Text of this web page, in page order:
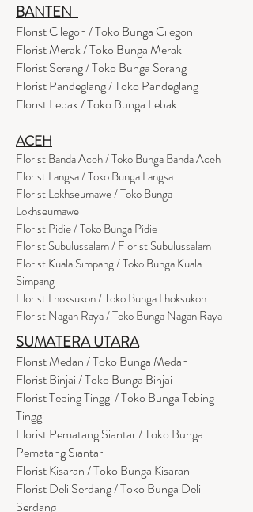
BANTEN
Florist Cilegon / Toko Bunga Cilegon
Florist Merak / Toko Bunga Merak
Florist Serang / Toko Bunga Serang
Florist Pandeglang / Toko Pandeglang
Florist Lebak / Toko Bunga Lebak
ACEH
Florist Banda Aceh / Toko Bunga Banda Aceh
Florist Langsa / Toko Bunga Langsa
Florist Lokhseumawe / Toko Bunga
Lokhseumawe
Florist Pidie / Toko Bunga Pidie
Florist Subulussalam / Florist Subulussalam
Florist Kuala Simpang / Toko Bunga Kuala
Simpang
Florist Lhoksukon / Toko Bunga Lhoksukon
Florist Nagan Raya / Toko Bunga Nagan Raya
SUMATERA UTARA
Florist Medan / Toko Bunga Medan
Florist Binjai / Toko Bunga Binjai
Florist Tebing Tinggi / Toko Bunga Tebing
Tinggi
Florist Pematang Siantar / Toko Bunga
Pematang Siantar
Florist Kisaran / Toko Bunga Kisaran
Florist Deli Serdang / Toko Bunga Deli
Serdang